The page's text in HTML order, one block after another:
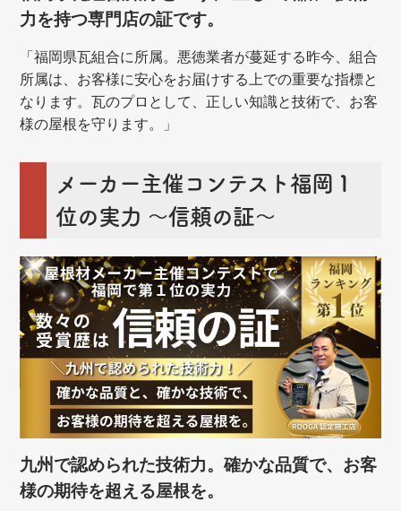
力を持つ専門店の証です。
「福岡県瓦組合に所属。悪徳業者が蔓延する昨今、組合
所属は、お客様に安心をお届けする上での重要な指標と
なります。瓦のプロとして、正しい知識と技術で、お客
様の屋根を守ります。」
メーカー主催コンテスト福岡１
位の実力 ～信頼の証～
九州で認められた技術力。確かな品質で、お客
様の期待を超える屋根を。